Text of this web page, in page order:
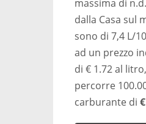
massima di
dalla Casa sul
sono di 7,4 L/
ad un prezzo
di € 1.72 al
percorre
carburante di